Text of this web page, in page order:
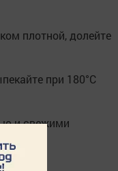
плотной, долейте
при 180°C
и свежими